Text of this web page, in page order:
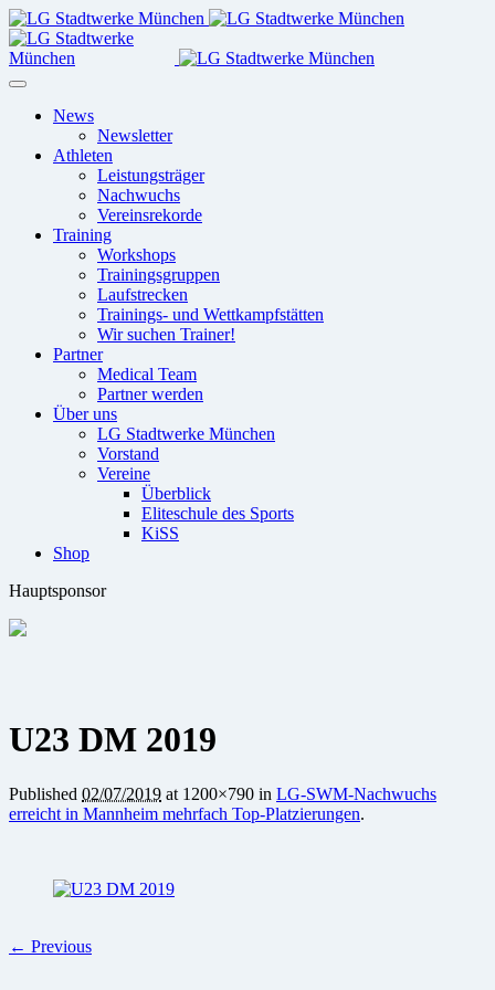
News
Newsletter
Athleten
Leistungsträger
Nachwuchs
Vereinsrekorde
Training
Workshops
Trainingsgruppen
Laufstrecken
Trainings- und Wettkampfstätten
Wir suchen Trainer!
Partner
Medical Team
Partner werden
Über uns
LG Stadtwerke München
Vorstand
Vereine
Überblick
Eliteschule des Sports
KiSS
Shop
Hauptsponsor
U23 DM 2019
Published 02/07/2019 at 1200×790 in LG-SWM-Nachwuchs
erreicht in Mannheim mehrfach Top-Platzierungen.
← Previous